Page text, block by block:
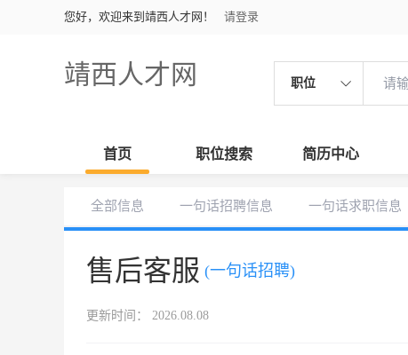
您好，欢迎来到靖西人才网！ 请登录
靖西人才网 职位
首页 职位搜索 简历中心
全部信息 一句话招聘信息 一句话求职信息
售后客服 (一句话招聘)
更新时间： 2026.08.08